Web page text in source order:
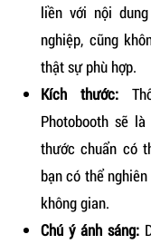
liền với nội
nghiệp, cũng
thật sự phù hợp.
Kích thước:
Photobooth sẽ
thước chuẩn có
bạn có thể
không gian.
Chú ý ánh sáng: